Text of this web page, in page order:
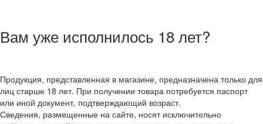
Вам уже исполнилось 18 лет?
Продукция, представленная в магазине, предназначена только для
лиц старше 18 лет. При получении товара потребуется паспорт
или иной документ, подтверждающий возраст.
Сведения, размещенные на сайте, носят исключительно